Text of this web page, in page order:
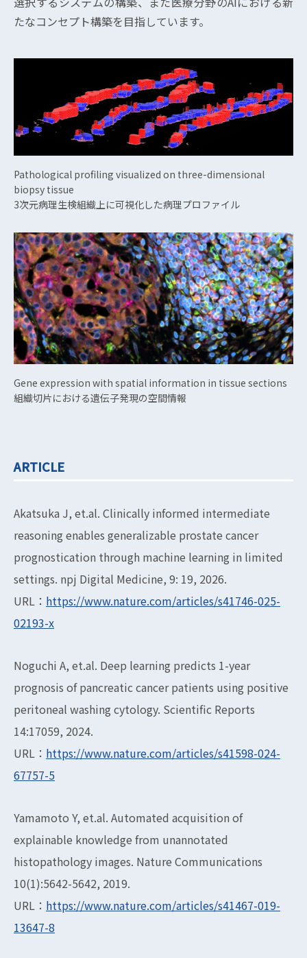
たなコンセプト構築を目指しています。
Pathological profiling visualized on three-dimensional
biopsy tissue
3次元病理生検組織上に可視化した病理プロファイル
Gene expression with spatial information in tissue sections
組織切片における遺伝子発現の空間情報
ARTICLE
Akatsuka J, et.al. Clinically informed intermediate
reasoning enables generalizable prostate cancer
prognostication through machine learning in limited
settings. npj Digital Medicine, 9: 19, 2026.
URL： https://www.nature.com/articles/s41746-025-
02193-x
Noguchi A, et.al. Deep learning predicts 1-year
prognosis of pancreatic cancer patients using positive
peritoneal washing cytology. Scientific Reports
14:17059, 2024.
URL： https://www.nature.com/articles/s41598-024-
67757-5
Yamamoto Y, et.al. Automated acquisition of
explainable knowledge from unannotated
histopathology images. Nature Communications
10(1):5642-5642, 2019.
URL： https://www.nature.com/articles/s41467-019-
13647-8